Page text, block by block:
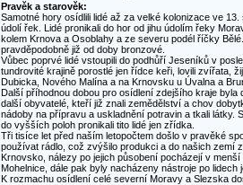
Pravěk a starověk:
Samotné hory osídlili lidé až za velké kolonizace ve
údolí řek. Lidé pronikali do hor od jihu údolím řeky
kolem Krnova a Osoblahy a ze severu podél říčky
pravděpodobně již od doby bronzové.
Vůbec poprvé lidé vstoupili do podhůří Jeseníků v
tundrovité krajině porostlé jen řídce keři, lovili zvířata,
Dubicka, Nového Malína a na Krnovsku u Úvalna a
Další příhodnou dobou pro osídlení zdejšího kraje byla
další obyvatelé, kteří již znali zemědělství a chov
nádoby na přípravu a uskladnění potravin a tkali látky.
do vyšších poloh pronikali tito lidé jen zřídka.
Tři tisíce let před naším letopočtem došlo v pravěké
používat rádlo, což zvýšilo produkci a do našich zemí
Krnovsko, nálezy po jejich působení pocházejí v
Mohelnice, dále pak byly nacházeny nástroje po lidech
K rozmachu osídlení celé severní Moravy a Slezska